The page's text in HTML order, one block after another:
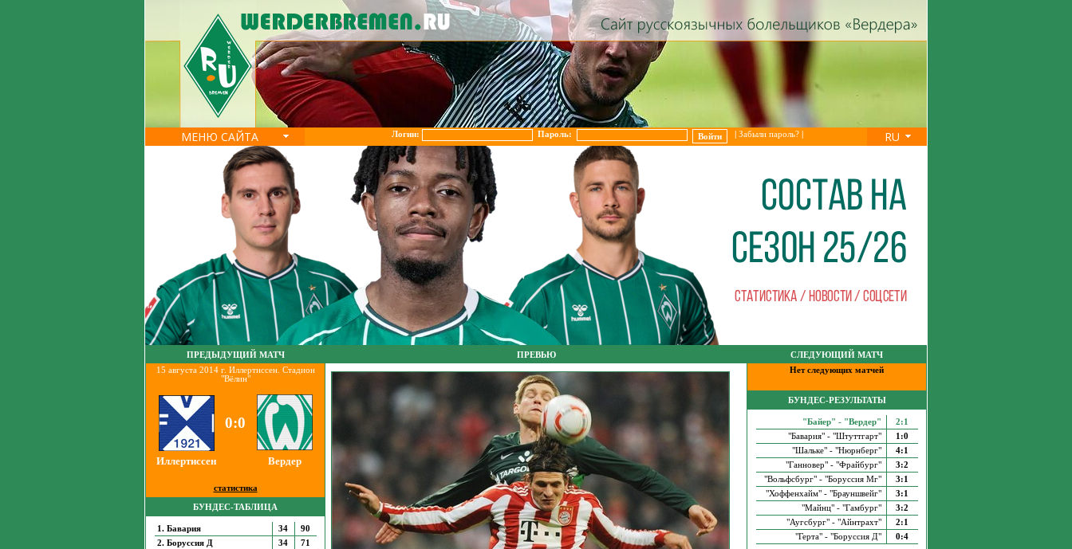
МЕНЮ САЙТА Логин: Пароль: Забыли пароль?| RU
ПРЕДЫДУЩИЙ МАТЧ
15 августа 2014 г. Иллертиссен. Стадион
"Вёлин"
0:0
Иллертиссен Вердер
статистика
БУНДЕС-ТАБЛИЦА
1. Бавария 34
90
2. Боруссия Д
34
71
ПРЕВЬЮ
СЛЕДУЮЩИЙ МАТЧ
Нет следующих матчей
БУНДЕС-РЕЗУЛЬТАТЫ
"Байер" - "Вердер"
2:1
"Бавария" - "Штуттгарт"
1:0
"Шальке" - "Нюрнберг"
4:1
"Ганновер" - "Фрайбург"
3:2
"Вольфсбург" - "Боруссия Мг"
3:1
"Хоффенхайм" - "Брауншвейг"
3:1
"Майнц" - "Гамбург"
3:2
"Аугсбург" - "Айнтрахт"
2:1
"Герта" - "Боруссия Д"
0:4